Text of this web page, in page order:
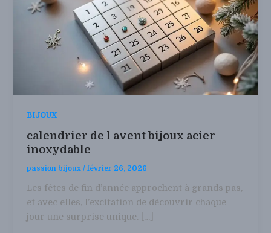
BIJOUX
calendrier de l avent bijoux acier
inoxydable
passion bijoux/février 26, 2026
Les fêtes de fin d’année approchent à grands pas,
et avec elles, l’excitation de découvrir chaque
jour une surprise unique. […]